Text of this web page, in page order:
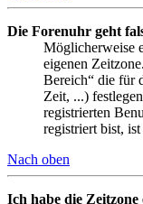
Die Forenuhr geht
Möglicherweise
eigenen
Bereich“ die für
Zeit, ...)
registrierten
registriert bist,
Nach oben
Ich habe die